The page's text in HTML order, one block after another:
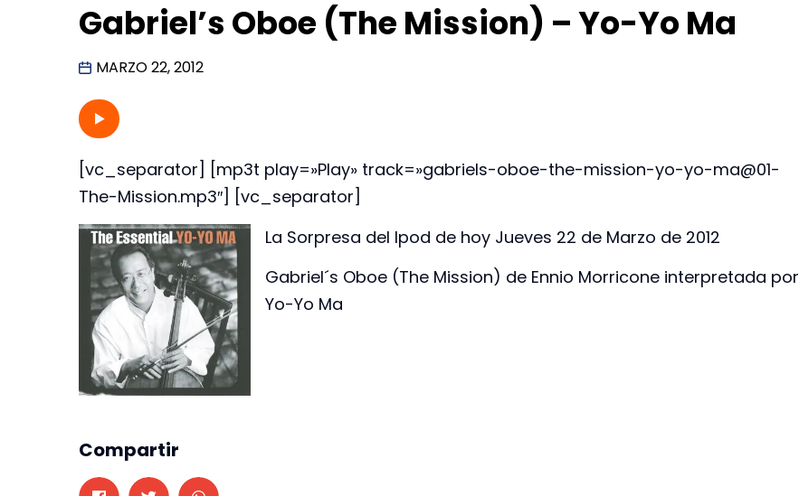
Gabriel’s Oboe (The Mission) – Yo-Yo Ma
MARZO 22, 2012
[vc_separator] [mp3t play=»Play» track=»gabriels-oboe-the-mission-yo-yo-ma@01-
The-Mission.mp3″] [vc_separator]
La Sorpresa del Ipod de hoy Jueves 22 de Marzo de 2012
Gabriel´s Oboe (The Mission) de Ennio Morricone interpretada por
Yo-Yo Ma
Compartir